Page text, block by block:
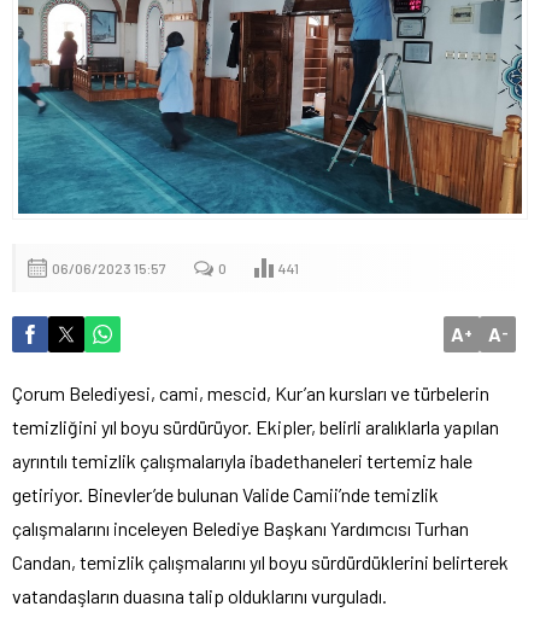
06/06/2023 15:57 0 441
A+ A-
Çorum Belediyesi, cami, mescid, Kur’an kursları ve türbelerin
temizliğini yıl boyu sürdürüyor. Ekipler, belirli aralıklarla yapılan
ayrıntılı temizlik çalışmalarıyla ibadethaneleri tertemiz hale
getiriyor. Binevler’de bulunan Valide Camii’nde temizlik
çalışmalarını inceleyen Belediye Başkanı Yardımcısı Turhan
Candan, temizlik çalışmalarını yıl boyu sürdürdüklerini belirterek
vatandaşların duasına talip olduklarını vurguladı.